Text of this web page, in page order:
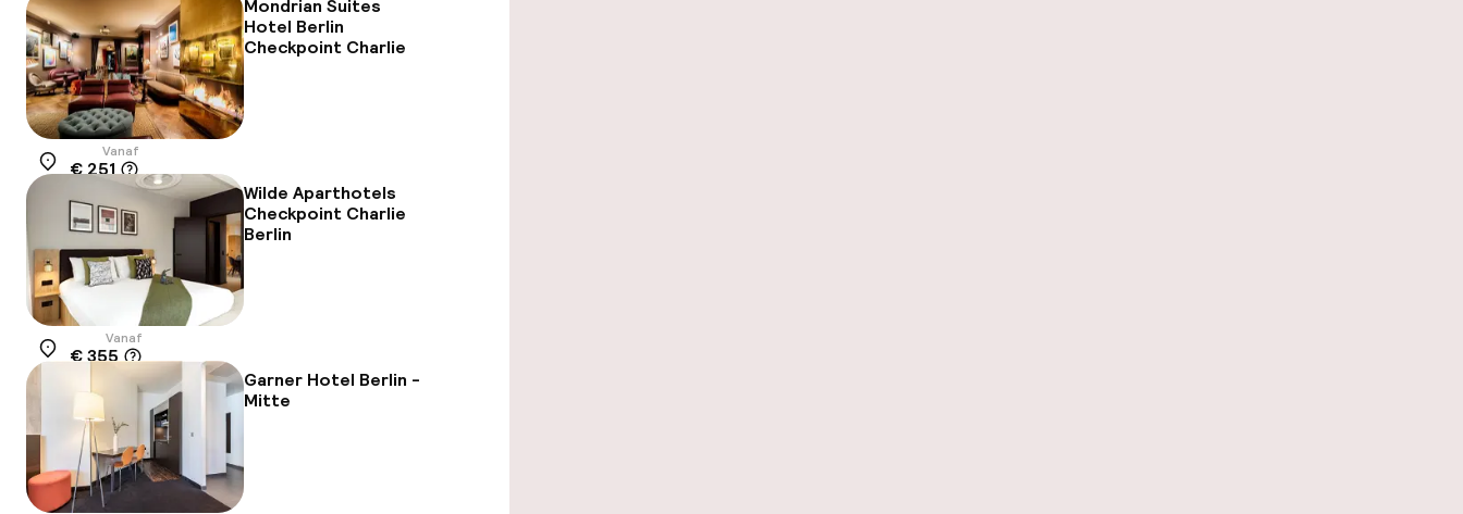
Mondrian Suites
Hotel Berlin
Checkpoint Charlie
Locatie
Vanaf
€ 251
Wilde Aparthotels
Checkpoint Charlie
Berlin
Locatie
Vanaf
€ 355
Garner Hotel Berlin -
Mitte